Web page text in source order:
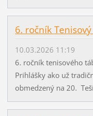
6. ročník
10.03.2026 11:19
6. ročník tenisového
Prihlášky ako už
obmedzený na 20.